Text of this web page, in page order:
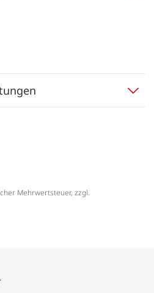
Mehrwertsteuer, zzgl.